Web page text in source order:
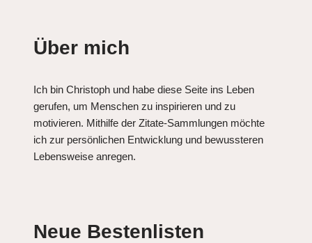
Über mich
Ich bin Christoph und habe diese Seite ins Leben
gerufen, um Menschen zu inspirieren und zu
motivieren. Mithilfe der Zitate-Sammlungen möchte
ich zur persönlichen Entwicklung und bewussteren
Lebensweise anregen.
Neue Bestenlisten